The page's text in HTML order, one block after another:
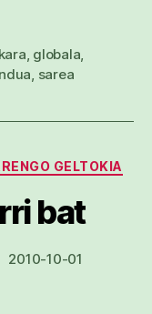
, globala,
, sarea
GELTOKIA
bat
2010-10-01